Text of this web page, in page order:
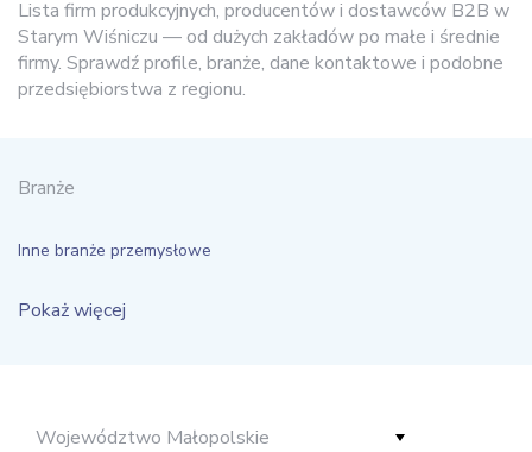
Lista firm produkcyjnych, producentów i dostawców B2B w
Starym Wiśniczu — od dużych zakładów po małe i średnie
firmy. Sprawdź profile, branże, dane kontaktowe i podobne
przedsiębiorstwa z regionu.
Branże
Inne branże przemysłowe
Pokaż więcej
Województwo Małopolskie